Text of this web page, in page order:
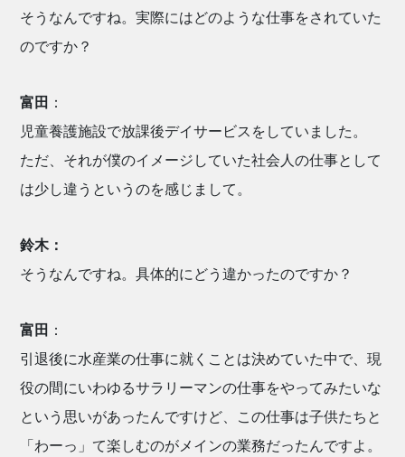
そうなんですね。実際にはどのような仕事をされていた
のですか？
富田 ：
児童養護施設で放課後デイサービスをしていました。
ただ、それが僕のイメージしていた社会人の仕事として
は少し違うというのを感じまして。
鈴木：
そうなんですね。具体的にどう違かったのですか？
富田 ：
引退後に水産業の仕事に就くことは決めていた中で、現
役の間にいわゆるサラリーマンの仕事をやってみたいな
という思いがあったんですけど、この仕事は子供たちと
「わーっ」て楽しむのがメインの業務だったんですよ。